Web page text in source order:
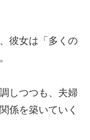
彼女は「多くの
しつつも、夫婦
係を築いていく